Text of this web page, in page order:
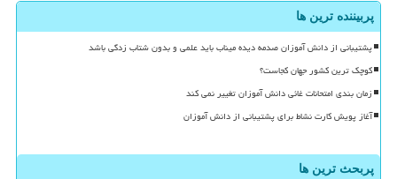
پربیننده ترین ها
پشتیبانی از دانش آموزان صدمه دیده میناب باید علمی و بدون شتاب زدگی باشد
کوچک ترین کشور جهان کجاست؟
زمان بندی امتحانات غائی دانش آموزان تغییر نمی کند
آغاز پویش کارت نشاط برای پشتیبانی از دانش آموزان
پربحث ترین ها